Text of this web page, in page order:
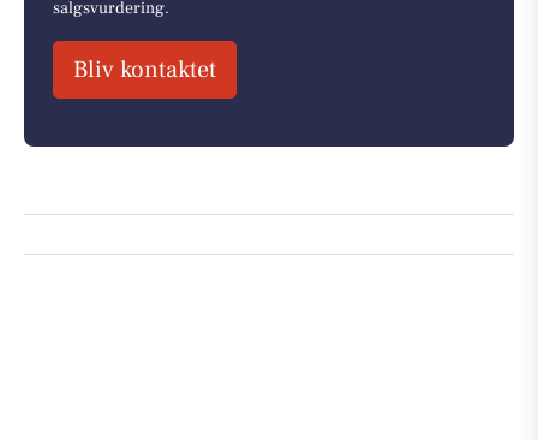
salgsvurdering.
Bliv kontaktet